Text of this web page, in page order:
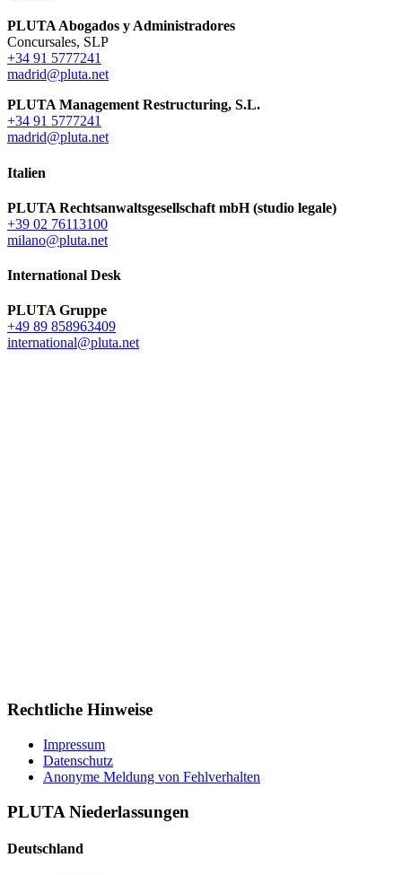
PLUTA Abogados y Administradores
Concursales, SLP
+34 91 5777241
madrid@pluta.net
PLUTA Management Restructuring, S.L.
+34 91 5777241
madrid@pluta.net
Italien
PLUTA Rechtsanwaltsgesellschaft mbH (studio legale)
+39 02 76113100
milano@pluta.net
International Desk
PLUTA Gruppe
+49 89 858963409
international@pluta.net
Rechtliche Hinweise
Impressum
Datenschutz
Anonyme Meldung von Fehlverhalten
PLUTA Niederlassungen
Deutschland